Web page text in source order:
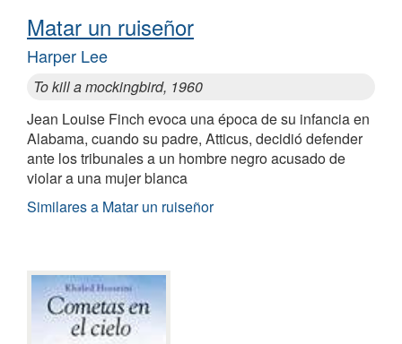
Matar un ruiseñor
Harper Lee
To kill a mockingbird, 1960
Jean Louise Finch evoca una época de su infancia en
Alabama, cuando su padre, Atticus, decidió defender
ante los tribunales a un hombre negro acusado de
violar a una mujer blanca
Similares a Matar un ruiseñor